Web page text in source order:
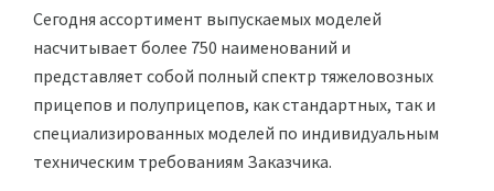
Сегодня ассортимент выпускаемых моделей
насчитывает более 750 наименований и
представляет собой полный спектр тяжеловозных
прицепов и полуприцепов, как стандартных, так и
специализированных моделей по индивидуальным
техническим требованиям Заказчика.